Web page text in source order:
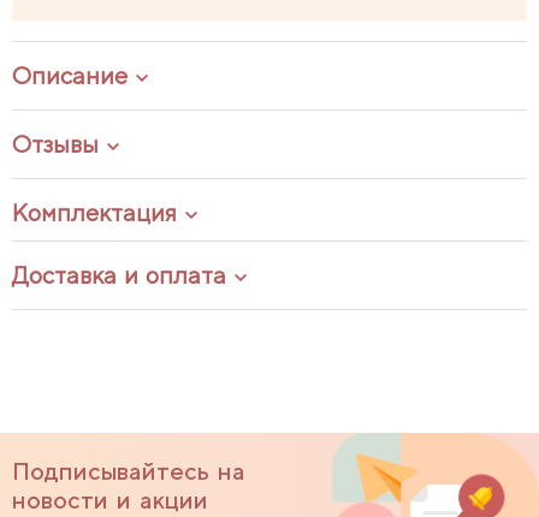
Описание
Отзывы
Комплектация
Доставка и оплата
Подписывайтесь на
новости и акции